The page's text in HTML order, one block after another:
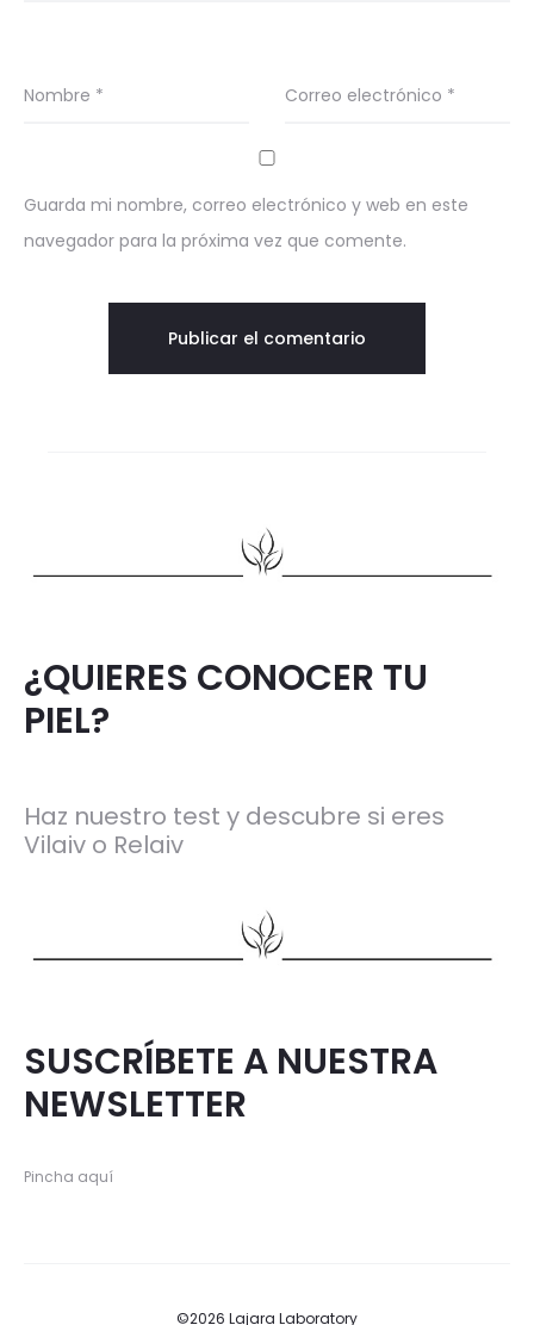
Nombre * Correo electrónico *
Guarda mi nombre, correo electrónico y web en este
navegador para la próxima vez que comente.
¿QUIERES CONOCER TU
PIEL?
Haz nuestro test y descubre si eres
Vilaiv o Relaiv
SUSCRÍBETE A NUESTRA
NEWSLETTER
Pincha aquí
©2026 Lajara Laboratory